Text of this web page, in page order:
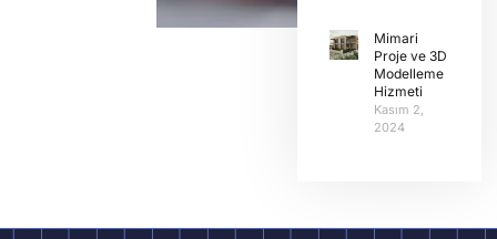
Mimari
Proje ve 3D
Modelleme
Hizmeti
Kasım 2,
2024